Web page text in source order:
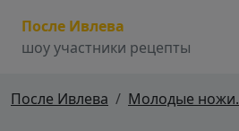
После Ивлева
шоу участники рецепты
После Ивлева Молодые ножи.